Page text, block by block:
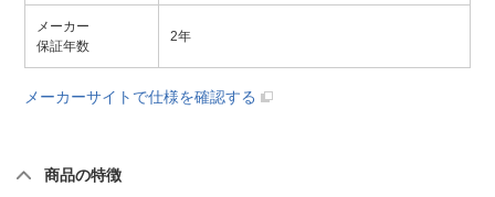
メーカー
保証年数
2年
メーカーサイトで仕様を確認する
商品の特徴